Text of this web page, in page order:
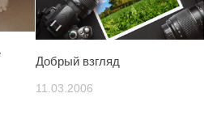
Добрый взгляд
11.03.2006